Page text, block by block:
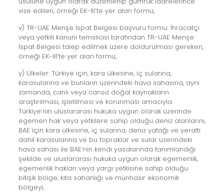
vize edilen, örneği EK-III’te yer alan formu,
v) TR-UAE Menşe İspat Belgesi başvuru formu: İhracatçı
veya yetkili kanuni temsilcisi tarafından TR-UAE Menşe
İspat Belgesi talep edilmek üzere doldurulması gereken,
örneği EK-III’te yer alan formu,
y) Ülkeler: Türkiye için, kara ülkesine, iç sularına,
karasularına ve bunların üzerindeki hava sahasına, aynı
zamanda, canlı veya cansız doğal kaynakların
araştırılması, işletilmesi ve korunması amacıyla
Türkiye’nin uluslararası hukuka uygun olarak üzerinde
egemen hak veya yetkilere sahip olduğu deniz alanlarını,
BAE için kara ülkesine, iç sularına, deniz yatağı ve yeraltı
dahil karasularına ve bu topraklar ve sular üzerindeki
hava sahası ile BAE’nin kendi yasalarında tanımlandığı
şekilde ve uluslararası hukuka uygun olarak egemenlik,
egemenlik hakları veya yargı yetkisine sahip olduğu
bitişik bölge, kıta sahanlığı ve münhasır ekonomik
bölgeyi,